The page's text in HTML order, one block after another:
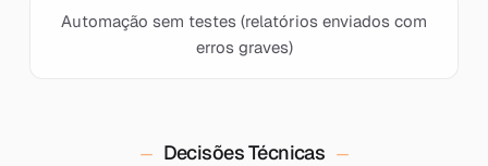
Automação sem testes (relatórios enviados com
erros graves)
Decisões Técnicas